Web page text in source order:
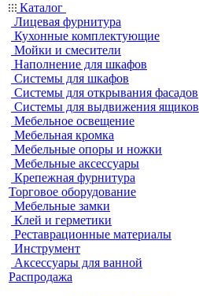
Каталог
Лицевая фурнитура
Кухонные комплектующие
Мойки и смесители
Наполнение для шкафов
Системы для шкафов
Системы для открывания фасадов
Системы для выдвижения ящиков
Мебельное освещение
Мебельная кромка
Мебельные опоры и ножки
Мебельные аксессуары
Крепежная фурнитура
Торговое оборудование
Мебельные замки
Клей и герметики
Реставрационные материалы
Инструмент
Аксессуары для ванной
Распродажа